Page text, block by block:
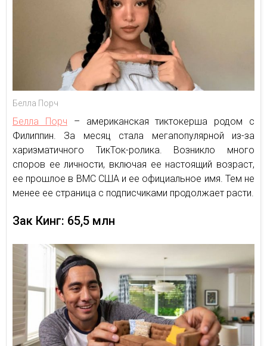
Белла Порч
Белла Порч – американская тиктокерша родом с
Филиппин. За месяц стала мегапопулярной из-за
харизматичного ТикТок-ролика. Возникло много
споров ее личности, включая ее настоящий возраст,
ее прошлое в ВМС США и ее официальное имя. Тем не
менее ее страница с подписчиками продолжает расти.
Зак Кинг: 65,5 млн